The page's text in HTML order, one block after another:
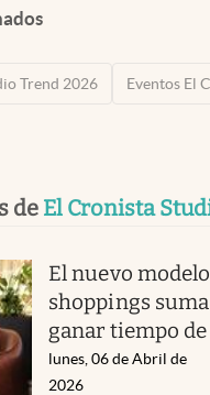
Trend 2026 Eventos El
de El Cronista
El nuevo
shoppings
ganar tiempo
lunes, 06 de Abril de
2026